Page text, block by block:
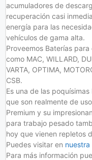
acumuladores de
recuperación casi
energía para las
vehículos de gama alta.
Proveemos Baterías
como MAC, WILLARD,
VARTA, OPTIMA,
CSB.
Es una de las
que son realmente de
Premium y su
para trabajo pesado
hoy que vienen repletos
Puedes visitar en
Para más información